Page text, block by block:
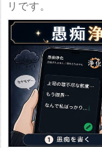
※YouTubeの
例：https://
例：https://
リです。